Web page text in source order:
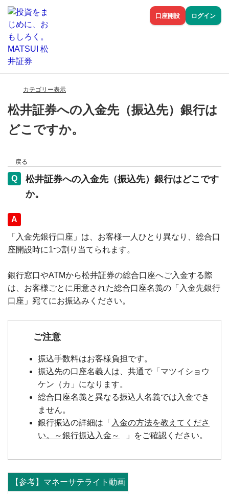
口座開設 ログイン
カテゴリー表示
松井証券への入金先（振込先）銀行は
どこですか。
戻る
松井証券への入金先（振込先）銀行はどこです
か。
回答
「入金先銀行口座」は、お客様一人ひとり異なり、総合口
座開設時に1つ割り当てられます。
銀行窓口やATMから松井証券の総合口座へご入金する際
は、お客様ごとに用意された総合口座名義の「入金先銀行
口座」宛てにお振込みください。
ご注意
振込手数料はお客様負担です。
振込先の口座名義人は、共通で「マツイショウ
ケン（カ」になります。
総合口座名義と異なる振込人名義では入金でき
ません。
銀行振込の詳細は「 入金の方法を教えてくださ
い。～銀行振込入金～
」をご確認ください。
【参考】マネーサテライト動画